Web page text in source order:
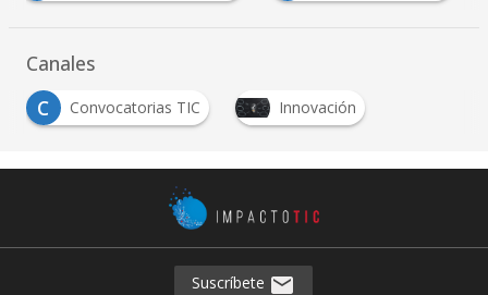
Canales
C
Convocatorias TIC Innovación
Suscríbete